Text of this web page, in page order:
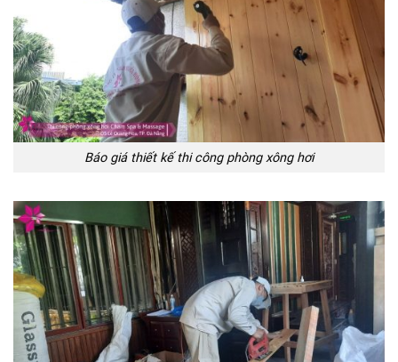
Báo giá thiết kế thi công phòng xông hơi